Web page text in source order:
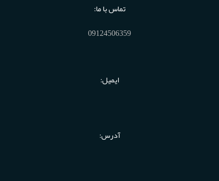
تماس با ما:
09124506359
ایمیل:
آدرس: